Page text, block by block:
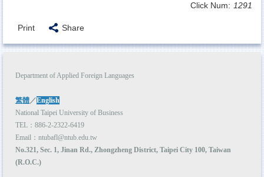
Click Num: 1291
Print Share
Department of Applied Foreign Languages
繁體／English
National Taipei University of Business
TEL：886-2-2322-6419
Email：ntubafl@ntub.edu.tw
No.321, Sec. 1, Jinan Rd., Zhongzheng District, Taipei City 100, Taiwan
(R.O.C.)